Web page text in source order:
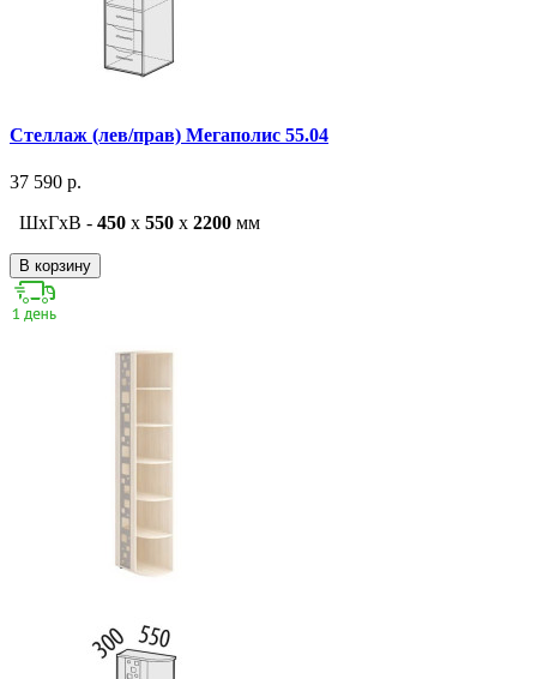
Стеллаж (лев/прав) Мегаполис 55.04
37 590 р.
ШxГxВ - 450 x 550 x 2200 мм
В корзину